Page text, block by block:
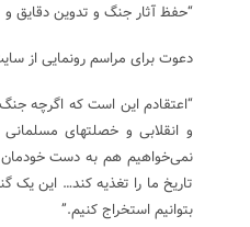
“حفظ آثار جنگ و تدوین دقایق
دعوت برای مراسم رونمایی از سایت حماسه ۲۷ در سالروز ازادی خرمشهر ( محدود و
“اعتقادم این است که اگرچه
و انقلابی و خصلتهای
نمی‌خواهیم هم به دست
تاریخ ما را تغذیه کند… این
بتوانیم استخراج کنیم.”